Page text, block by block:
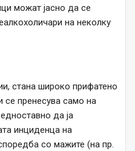
можат јасно да се
на неколку
стана широко прифатено
се пренесува само на
да ја
инциденца на
со мажите (на пр.